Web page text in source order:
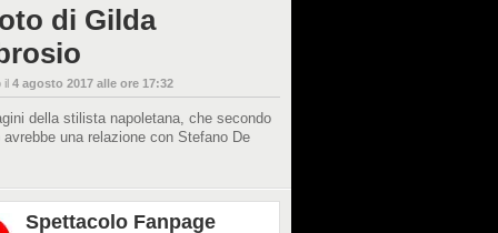
di Gilda
il 4 agosto 2017 alle ore 17:32
della stilista napoletana, che secondo
avrebbe una relazione con Stefano De
Spettacolo Fanpage